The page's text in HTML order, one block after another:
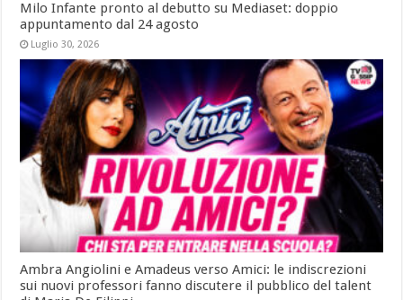
Milo Infante pronto al debutto su Mediaset: doppio
appuntamento dal 24 agosto
Luglio 30, 2026
Ambra Angiolini e Amadeus verso Amici: le indiscrezioni
sui nuovi professori fanno discutere il pubblico del talent